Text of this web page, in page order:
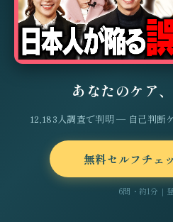
あなたのケア
12,183人調査で判明 — 自己判断
無料セルフチェ
6問・約1分｜